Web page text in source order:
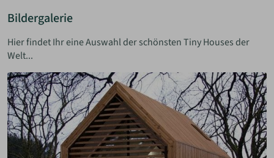
Bildergalerie
Hier findet Ihr eine Auswahl der schönsten Tiny Houses der
Welt...